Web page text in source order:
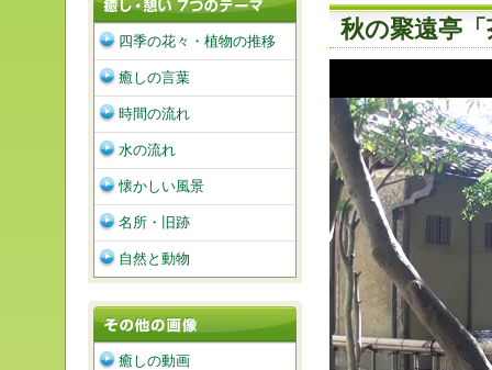
秋の聚遠亭
四季の花々・植物の推移
癒しの言葉
時間の流れ
水の流れ
懐かしい風景
名所・旧跡
自然と動物
癒しの動画